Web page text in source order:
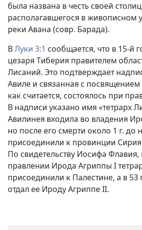
была названа в честь своей
располагавшегося в живописном
реки Авана (совр. Барада).
ВЛуки 3:1 сообщается, что в 15-й
цезаря Тиберия правителем
Лисаний. Это подтверждает
Авиле и связанная с
как считается, состоялось при
В надписи указано имя «тетрарх
Авилинея входила во владения
но после его смерти около 1 г. до
присоединили к провинции
По свидетельству Иосифа Флавия,
правлении Ирода Агриппы I
присоединили к Палестине, а в 53
отдал ее Ироду Агриппе II.